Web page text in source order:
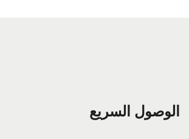
الوصول السريع